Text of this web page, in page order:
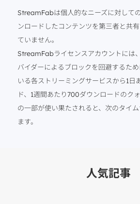
StreamFabは個人的なニーズに対して
ンロードしたコンテンツを第三者と共
ていません。
StreamFabライセンスアカウントには
バイダーによるブロックを回避するた
いる各ストリーミングサービスから1日
ド、1週間あたり700ダウンロードのク
の一部が使い果たされると、次のタイ
ます。
人気記事